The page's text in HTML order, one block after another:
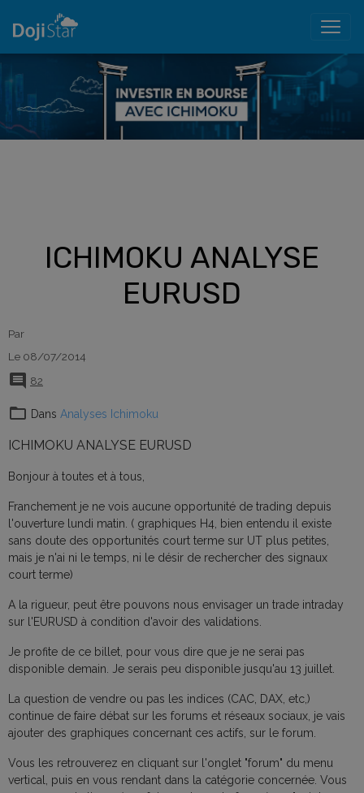
ICHIMOKU ANALYSE
EURUSD
Par
Le 08/07/2014
82
Dans Analyses Ichimoku
ICHIMOKU ANALYSE EURUSD
Bonjour à toutes et à tous,
Franchement je ne vois aucune opportunité de trading depuis
l'ouverture lundi matin. ( graphiques H4, bien entendu il existe
sans doute des opportunités court terme sur UT plus petites,
mais je n'ai ni le temps, ni le désir de rechercher des signaux
court terme)
A la rigueur, peut être pouvons nous envisager un trade intraday
sur l'EURUSD à condition d'avoir des validations.
Je profite de ce billet, pour vous dire que je ne serai pas
disponible demain. Je serais peu disponible jusqu'au 13 juillet.
La question de vendre ou pas les indices (CAC, DAX, etc,)
continue de faire débat sur les forums et réseaux sociaux, je vais
ajouter des graphiques concernant ces actifs, sur le forum.
Vous les retrouverez en cliquant sur l'onglet "forum" du menu
vertical, puis en vous rendant dans la catégorie concernée. Vous